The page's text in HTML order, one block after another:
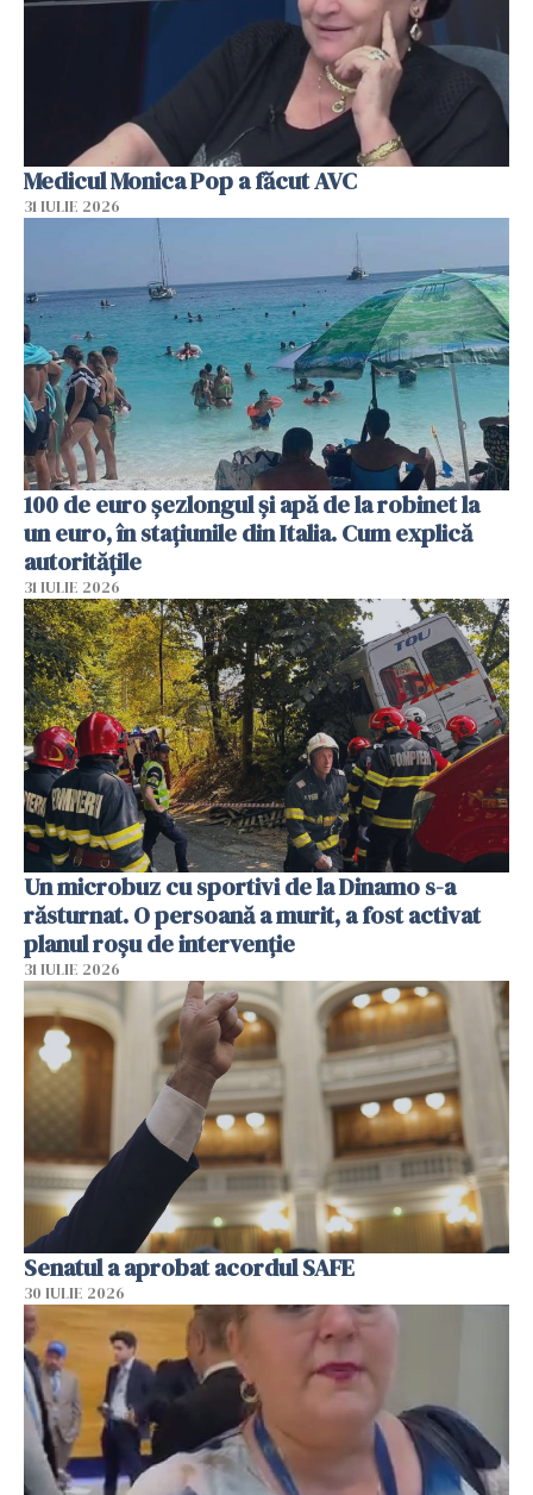
Medicul Monica Pop a făcut AVC
31 IULIE 2026
100 de euro șezlongul și apă de la robinet la
un euro, în stațiunile din Italia. Cum explică
autoritățile
31 IULIE 2026
Un microbuz cu sportivi de la Dinamo s-a
răsturnat. O persoană a murit, a fost activat
planul roșu de intervenție
31 IULIE 2026
Senatul a aprobat acordul SAFE
30 IULIE 2026